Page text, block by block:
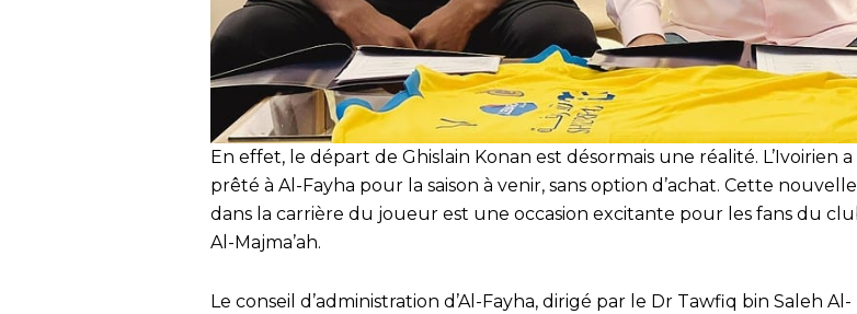
En effet, le départ de Ghislain Konan est désormais une réalité. L’Ivoirien
prêté à Al-Fayha pour la saison à venir, sans option d’achat. Cette
dans la carrière du joueur est une occasion excitante pour les fans du
Al-Majma’ah.
Le conseil d’administration d’Al-Fayha, dirigé par le Dr Tawfiq bin Saleh Al-